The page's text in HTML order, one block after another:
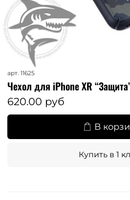
арт. 11625
Чехол для iPhone XR
620.00 руб
В
Купить в 1